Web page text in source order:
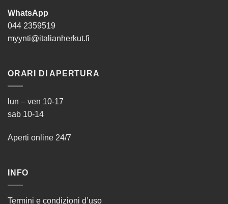
WhatsApp
044 2359519
myynti@italianherkut.fi
ORARI DI APERTURA
lun – ven 10-17
sab 10-14
Aperti online 24/7
INFO
Termini e condizioni d’uso